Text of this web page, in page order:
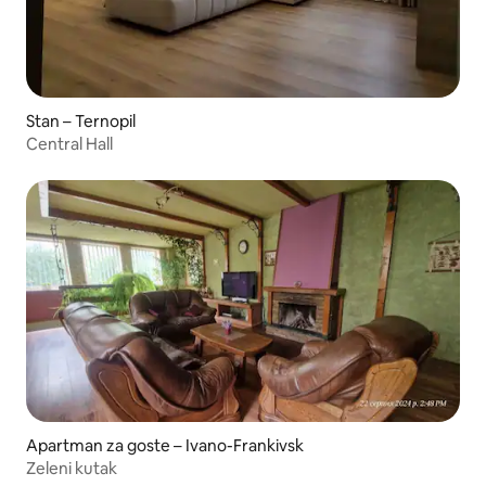
Stan – Ternopil
Central Hall
Apartman za goste – Ivano-Frankivsk
Zeleni kutak